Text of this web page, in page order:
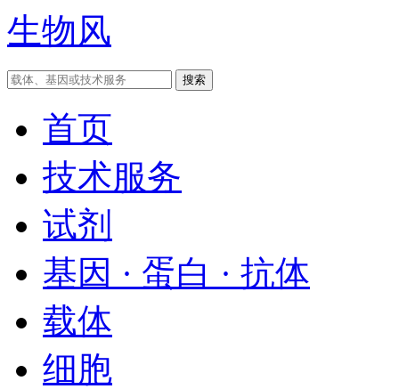
生物风
首页
技术服务
试剂
基因 · 蛋白 · 抗体
载体
细胞